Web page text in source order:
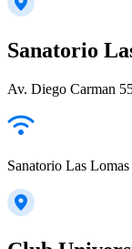
Sanatorio
Av. Diego Carman
Sanatorio Las Lomas